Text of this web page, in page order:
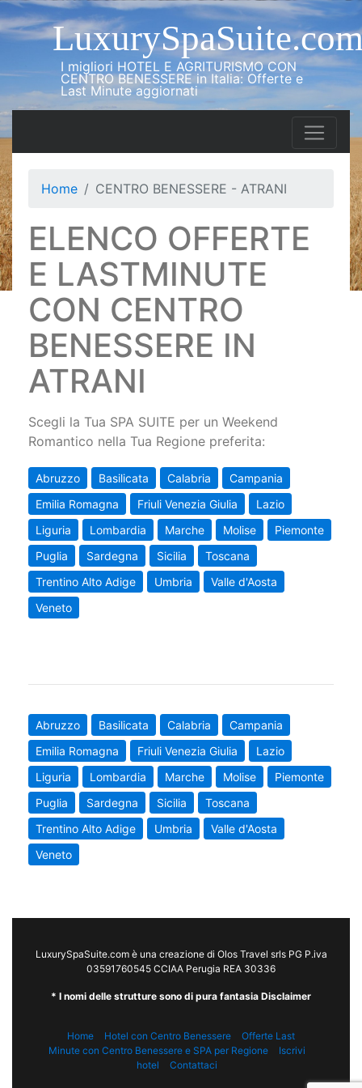
I migliori HOTEL E AGRITURISMO CON
CENTRO BENESSERE in Italia: Offerte e
Last Minute aggiornati
Home CENTRO BENESSERE - ATRANI
ELENCO OFFERTE
E LASTMINUTE
CON CENTRO
BENESSERE IN
ATRANI
Scegli la Tua SPA SUITE per un Weekend
Romantico nella Tua Regione preferita:
Abruzzo Basilicata Calabria
Campania
Emilia Romagna
Friuli Venezia Giulia
Lazio
Liguria
Lombardia Marche Molise
Piemonte
Puglia
Sardegna Sicilia
Toscana
Trentino Alto Adige
Umbria
Valle d'Aosta
Veneto
Abruzzo Basilicata Calabria
Campania
Emilia Romagna
Friuli Venezia Giulia
Lazio
Liguria
Lombardia Marche Molise
Piemonte
Puglia
Sardegna Sicilia
Toscana
Trentino Alto Adige
Umbria
Valle d'Aosta
Veneto
LuxurySpaSuite.com è una creazione di Olos Travel srls PG P.iva
03591760545 CCIAA Perugia REA 30336
* I nomi delle strutture sono di pura fantasia Disclaimer
Home Hotel con Centro Benessere
Offerte Last
Minute con Centro Benessere e SPA per Regione
Iscrivi
hotel
Contattaci